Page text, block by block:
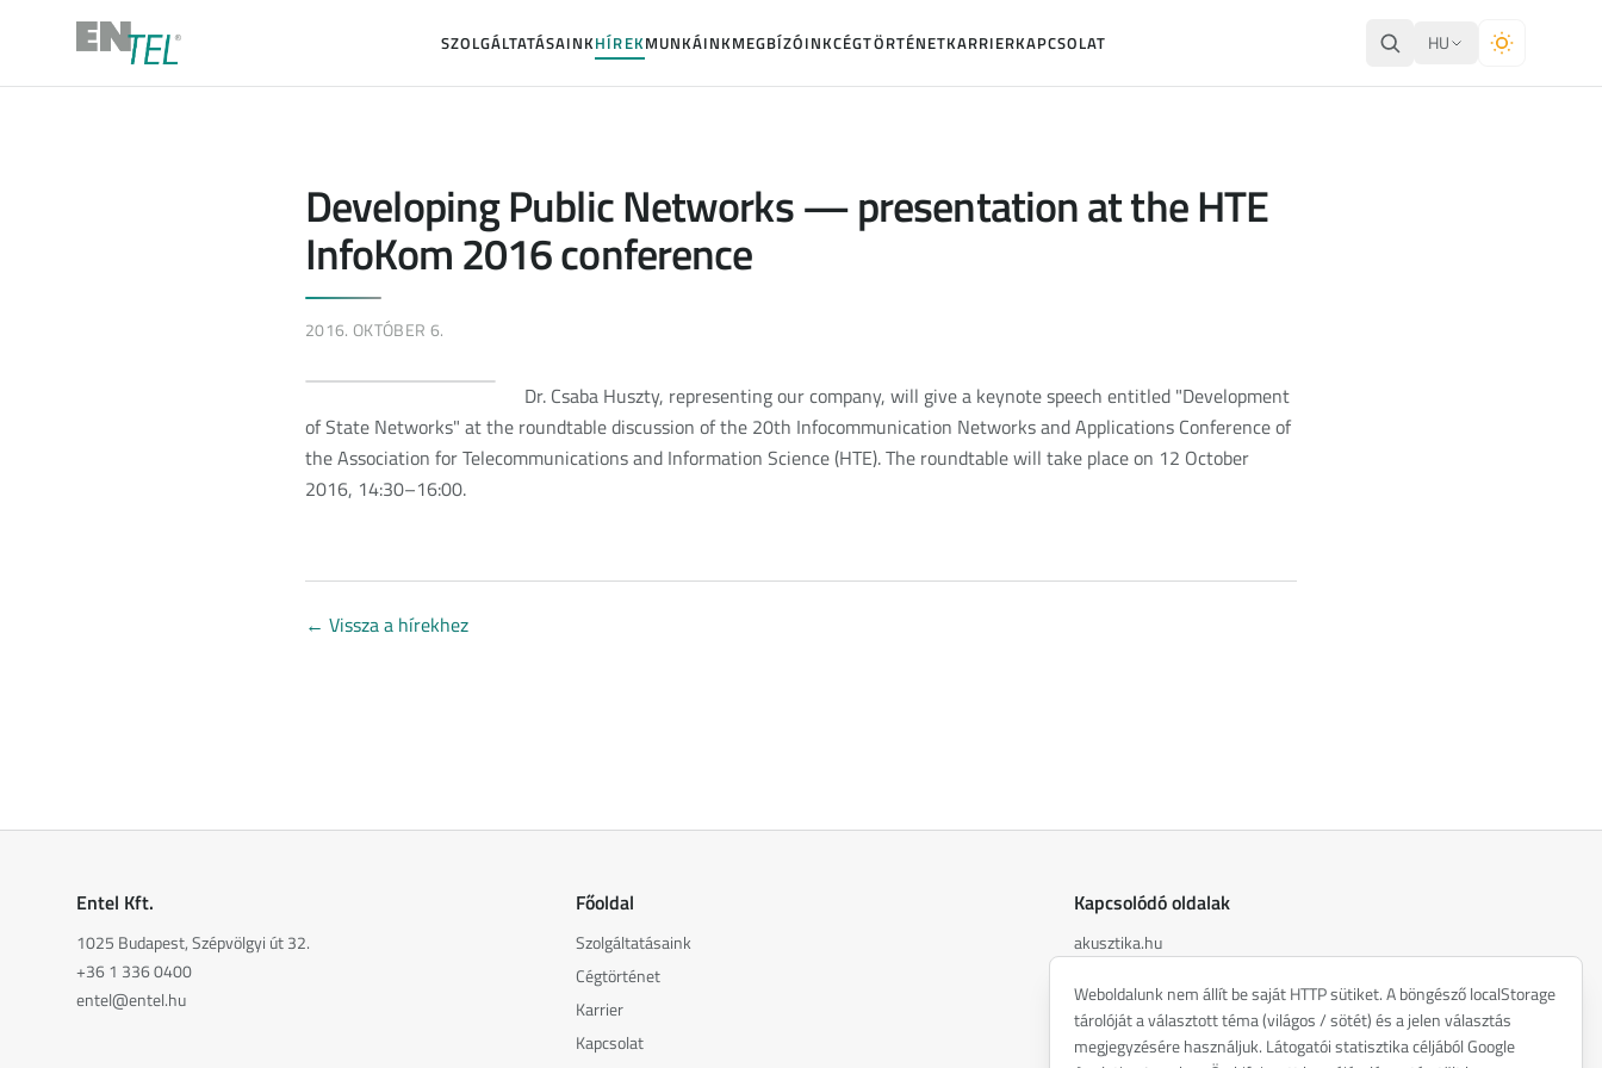
SZOLGÁLTATÁSAINKHÍREKMUNKÁINKMEGBÍZÓINKCÉGTÖRTÉNETKARRIERKAPCSOLAT HU
Developing Public Networks — presentation at the HTE
InfoKom 2016 conference
2016. OKTÓBER 6.
Dr. Csaba Huszty, representing our company, will give a keynote speech entitled "Development
of State Networks" at the roundtable discussion of the 20th Infocommunication Networks and Applications Conference of
the Association for Telecommunications and Information Science (HTE). The roundtable will take place on 12 October
2016, 14:30–16:00.
← Vissza a hírekhez
Entel Kft.
1025 Budapest, Szépvölgyi út 32.
+36 1 336 0400
entel@entel.hu
Főoldal
Szolgáltatásaink
Cégtörténet
Karrier
Kapcsolat
Kapcsolódó oldalak
akusztika.hu
soundy.ai
irat.ai
Weboldalunk nem állít be saját HTTP sütiket. A böngésző localStorage
tárolóját a választott téma (világos / sötét) és a jelen választás
megjegyzésére használjuk. Látogatói statisztika céljából Google